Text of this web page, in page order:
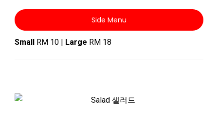
Side Menu
Small RM 10 | Large RM 18